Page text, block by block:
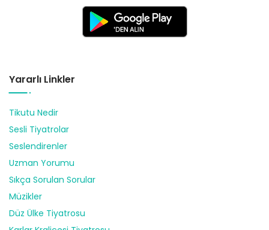
Yararlı Linkler
Tikutu Nedir
Sesli Tiyatrolar
Seslendirenler
Uzman Yorumu
Sıkça Sorulan Sorular
Müzikler
Düz Ülke Tiyatrosu